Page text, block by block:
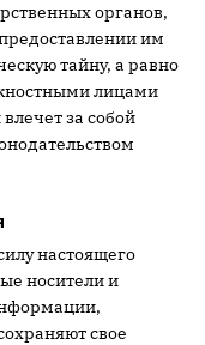
органов,
им
тайну, а равно
лицами
за собой
настоящего
носители и
свое